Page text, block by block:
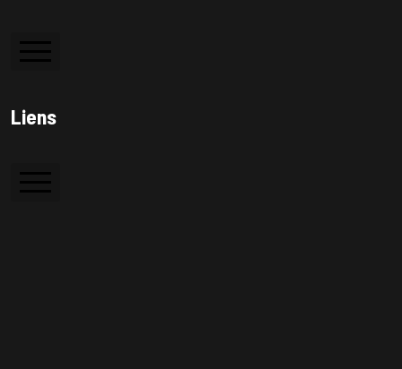
Liens